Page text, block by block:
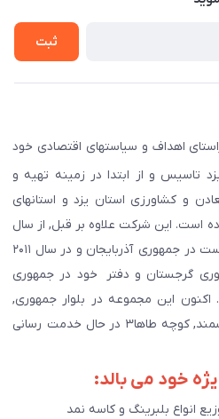
ثبت
اهداف و سیاستهای اقتصادی خود
امام یزد تاسیس و از ابتدا در زمینه تهیه و
و کشاورزی استان یزد و استانهای
است. این شرکت علاوه بر قبل, از سال
۲۰۰۳ تحت عنوان شرکت اوروپلاست در جمهوری آذربایجان و در سال ۲۰۱۱
گرجستان و دفتر خود در جمهوری
اکنون این مجموعه در بلوار جمهوری,
دروازه قرآن, بلوار نصر, خیابان سمند, کوچه طاها۳ در حال خدمت رسانی
خود می بالد:
انواع بلبرینگ و کاسه نمد